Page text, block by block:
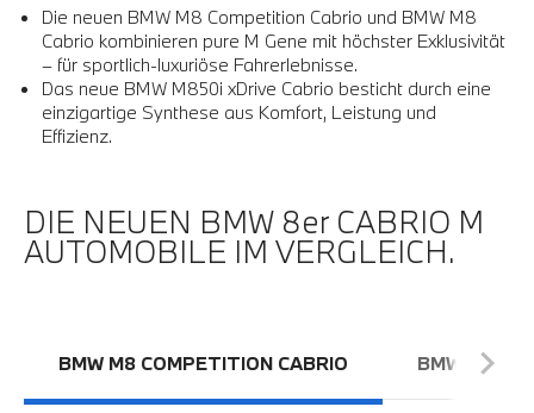
Die neuen BMW M8 Competition Cabrio und BMW M8
Cabrio kombinieren pure M Gene mit höchster Exklusivität
– für sportlich-luxuriöse Fahrerlebnisse.
Das neue BMW M850i xDrive Cabrio besticht durch eine
einzigartige Synthese aus Komfort, Leistung und
Effizienz.
DIE NEUEN BMW 8er CABRIO M
AUTOMOBILE IM VERGLEICH.
BMW M8 COMPETITION CABRIO BMW M8